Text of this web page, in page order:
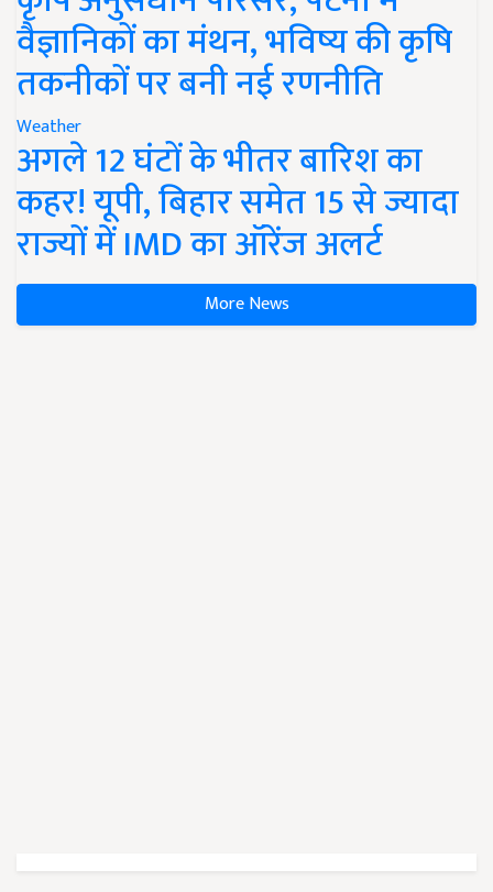
वैज्ञानिकों का मंथन, भविष्य की कृषि
तकनीकों पर बनी नई रणनीति
Weather
अगले 12 घंटों के भीतर बारिश का
कहर! यूपी, बिहार समेत 15 से ज्यादा
राज्यों में IMD का ऑरेंज अलर्ट
More News